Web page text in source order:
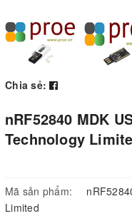
Chia sẻ:
nRF52840 MDK
Technology
Mã sản phẩm:
Limited